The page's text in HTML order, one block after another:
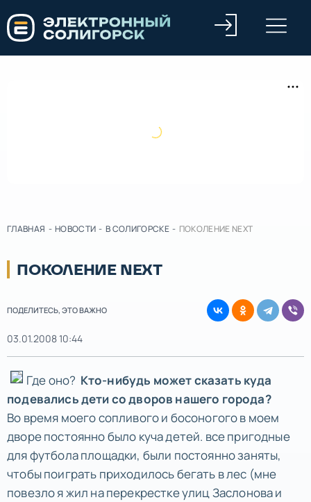
ГЛАВНАЯ - НОВОСТИ - В СОЛИГОРСКЕ - ПОКОЛЕНИЕ NEXT
ПОКОЛЕНИЕ NEXT
ПОДЕЛИТЕСЬ, ЭТО ВАЖНО
03.01.2008 10:44
Где оно? Кто-нибудь может сказать куда
подевались дети со дворов нашего города?
Во время моего сопливого и босоногого в моем
дворе постоянно было куча детей. все пригодные
для футбола площадки, были постоянно заняты,
чтобы поиграть приходилось бегать в лес (мне
повезло я жил на перекрестке улиц Заслонова и